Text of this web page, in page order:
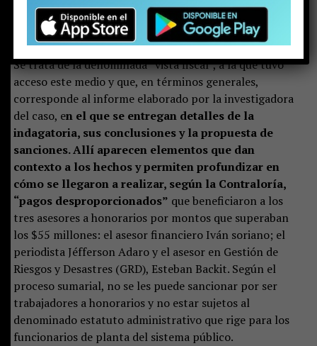
Se trata de la denominada “vista fiscal”, a la que tuvo
acceso este medio y que, en términos generales,
corresponde al informe elaborado por la investigadora
del caso, en el que se entregan detalles de la
indagatoria, sus conclusiones y la propuesta de
sanciones. Allí aparecen elementos que dan
contexto a los hechos y permiten profundizar en
cómo se llegaron a realizar, según la Contraloría,
“pagos desproporcionados” que beneficiaron a los
tres asesores a honorarios por montos que superaban
los $55 millones: el asesor financiero Iván soriano; el
periodista Jéfferson Adaro y el asesor en Gestión de
Riesgos y Desastres (GRD), Esteban Backit. Según el
proceso sumarial, no se les puede sancionar por ser
trabajadores a honorarios y no estar sujetos al
denominado estatuto administrativo que rige para los
funcionarios de planta del sistema público.